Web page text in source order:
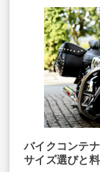
バイクコンテ
サイズ選びと